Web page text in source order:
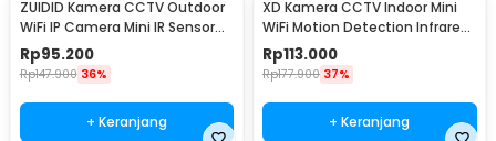
ZUIDID Kamera CCTV Outdoor
WiFi IP Camera Mini IR Sensor
1MP 720P - X10
Rp95.200
Rp147.900 36%
+ Keranjang
XD Kamera CCTV Indoor Mini
WiFi Motion Detection Infrared
2MP 1080P - X15
Rp113.000
Rp177.900 37%
+ Keranjang